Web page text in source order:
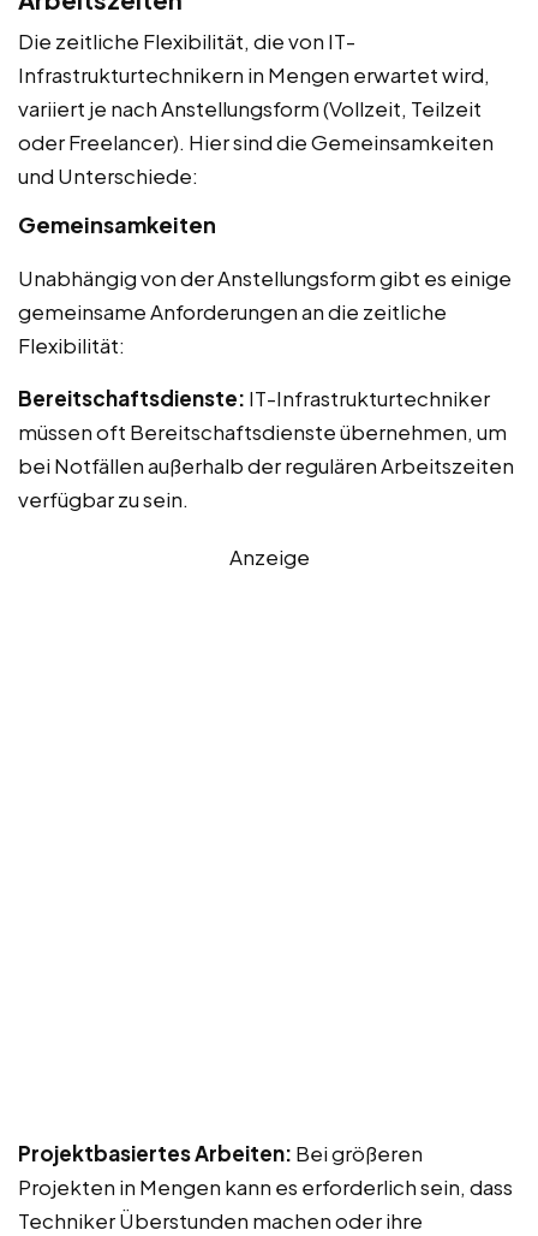
Die zeitliche Flexibilität, die von IT-
Infrastrukturtechnikern in Mengen erwartet wird,
variiert je nach Anstellungsform (Vollzeit, Teilzeit
oder Freelancer). Hier sind die Gemeinsamkeiten
und Unterschiede:
Gemeinsamkeiten
Unabhängig von der Anstellungsform gibt es einige
gemeinsame Anforderungen an die zeitliche
Flexibilität:
Bereitschaftsdienste: IT-Infrastrukturtechniker
müssen oft Bereitschaftsdienste übernehmen, um
bei Notfällen außerhalb der regulären Arbeitszeiten
verfügbar zu sein.
Anzeige
Projektbasiertes Arbeiten: Bei größeren
Projekten in Mengen kann es erforderlich sein, dass
Techniker Überstunden machen oder ihre